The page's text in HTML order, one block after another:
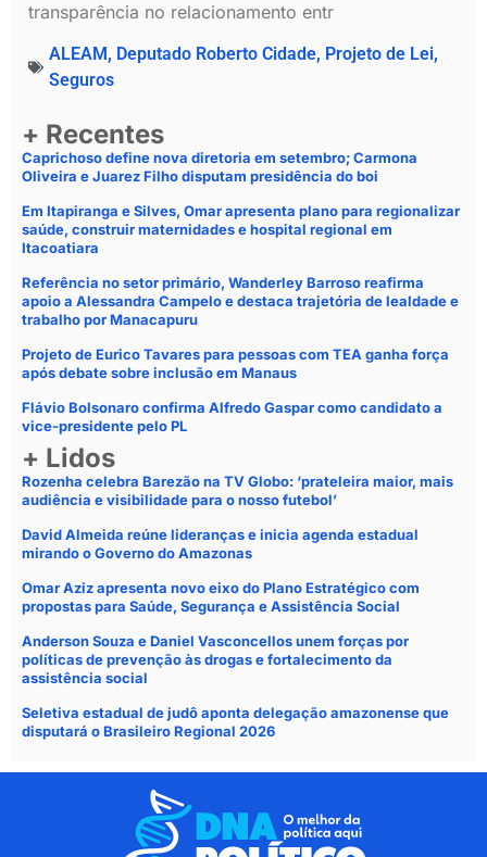
transparência no relacionamento entr
ALEAM, Deputado Roberto Cidade, Projeto de Lei,
Seguros
+ Recentes
Caprichoso define nova diretoria em setembro; Carmona
Oliveira e Juarez Filho disputam presidência do boi
Em Itapiranga e Silves, Omar apresenta plano para regionalizar
saúde, construir maternidades e hospital regional em
Itacoatiara
Referência no setor primário, Wanderley Barroso reafirma
apoio a Alessandra Campelo e destaca trajetória de lealdade e
trabalho por Manacapuru
Projeto de Eurico Tavares para pessoas com TEA ganha força
após debate sobre inclusão em Manaus
Flávio Bolsonaro confirma Alfredo Gaspar como candidato a
vice-presidente pelo PL
+ Lidos
Rozenha celebra Barezão na TV Globo: ‘prateleira maior, mais
audiência e visibilidade para o nosso futebol’
David Almeida reúne lideranças e inicia agenda estadual
mirando o Governo do Amazonas
Omar Aziz apresenta novo eixo do Plano Estratégico com
propostas para Saúde, Segurança e Assistência Social
Anderson Souza e Daniel Vasconcellos unem forças por
políticas de prevenção às drogas e fortalecimento da
assistência social
Seletiva estadual de judô aponta delegação amazonense que
disputará o Brasileiro Regional 2026